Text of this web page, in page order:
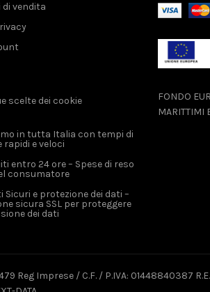
di vendita
scelte dei cookie
in tutta Italia con tempi di
rapidi e veloci
entro 24 ore – Spese di reso
consumatore
Sicuri e protezione dei dati –
sicura SSL per proteggere
dei dati
FONDO
MARITTIMI
Reg Imprese / C.F. / P.IVA: 01448840387